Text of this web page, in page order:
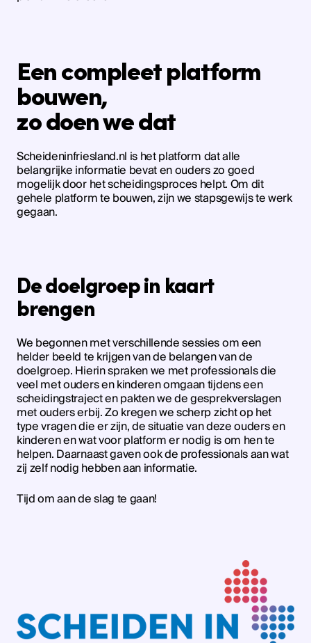
Een compleet platform
bouwen,
zo doen we dat
Scheideninfriesland.nl is het platform dat alle
belangrijke informatie bevat en ouders zo goed
mogelijk door het scheidingsproces helpt. Om dit
gehele platform te bouwen, zijn we stapsgewijs te werk
gegaan.
De doelgroep in kaart
brengen
We begonnen met verschillende sessies om een
helder beeld te krijgen van de belangen van de
doelgroep. Hierin spraken we met professionals die
veel met ouders en kinderen omgaan tijdens een
scheidingstraject en pakten we de gesprekverslagen
met ouders erbij. Zo kregen we scherp zicht op het
type vragen die er zijn, de situatie van deze ouders en
kinderen en wat voor platform er nodig is om hen te
helpen. Daarnaast gaven ook de professionals aan wat
zij zelf nodig hebben aan informatie.
Tijd om aan de slag te gaan!